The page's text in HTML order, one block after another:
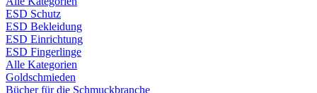
ESD Schutz
ESD Bekleidung
ESD Einrichtung
ESD Fingerlinge
Alle Kategorien
Goldschmieden
Bücher für die Schmuckbranche